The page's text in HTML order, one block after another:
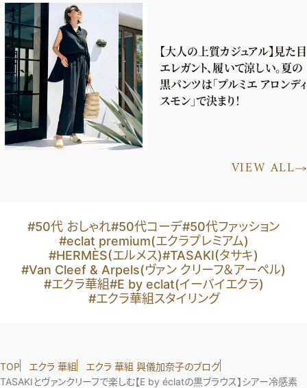
【大人の上質カジュアル】見た目
エレガント、履いて涼しい。夏の
黒パンツは「プルミエ アロンディ
スモン」で決まり！
VIEW ALL
#50代 おしゃれ#50代コーデ#50代ファッション
#eclat premium(エクラプレミアム)
#HERMÈS(エルメス)#TASAKI(タサキ)
#Van Cleef & Arpels(ヴァン クリーフ＆アーペル)
#エクラ華組#E by eclat(イーバイエクラ)
#エクラ華組スタイリング
TOP エクラ 華組
エクラ 華組 與儀加奈子のブログ
TASAKIとヴァンクリーフで楽しむ【E by éclatの黒ブラウス】シアー冷感素